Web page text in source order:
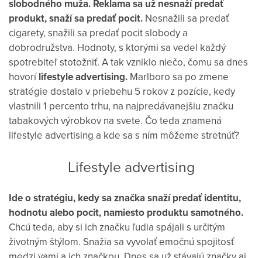
slobodného muža. Reklama sa už nesnaží predať
produkt, snaží sa predať pocit. Nesnažili sa predať
cigarety, snažili sa predať pocit slobody a
dobrodružstva. Hodnoty, s ktorými sa vedel každý
spotrebiteľ stotožniť. A tak vzniklo niečo, čomu sa dnes
hovorílifestyle advertising. Marlboro sa po zmene
stratégie dostalo v priebehu 5 rokov z pozície, kedy
vlastnili 1 percento trhu, na najpredávanejšiu značku
tabakových výrobkov na svete. Čo teda znamená
lifestyle advertising a kde sa s ním môžeme stretnúť?
Lifestyle advertising
Ide o stratégiu, kedy sa značka snaží predať identitu,
hodnotu alebo pocit, namiesto produktu samotného.
Chcú teda, aby si ich značku ľudia spájali s určitým
životným štýlom. Snažia sa vyvolať emočnú spojitosť